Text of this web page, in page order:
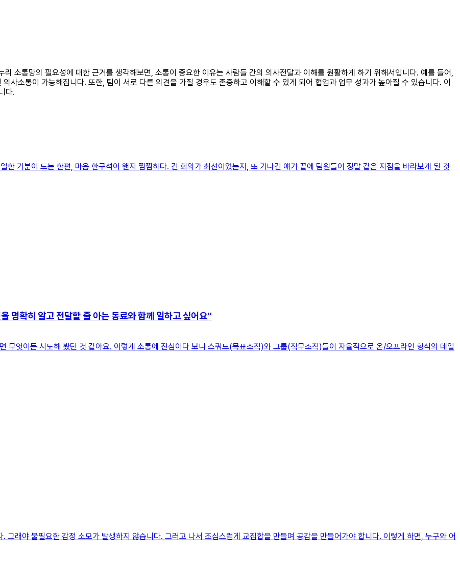
소통망의 필요성에 대한 근거를 생각해보면, 소통이 중요한 이유는 사람들 간의 의사전달과 이해를 원활하게 하기 위해서입니다. 예를 들어,
사소통이 가능해집니다. 또한, 팀이 서로 다른 의견을 가질 경우도 존중하고 이해할 수 있게 되어 협업과 업무 성과가 높아질 수 있습니다. 이
다.
한 기분이 드는 한편, 마음 한구석이 왠지 찜찜하다. 긴 회의가 최선이었는지, 또 기나긴 얘기 끝에 팀원들이 정말 같은 지점을 바라보게 된 것
명확히 알고 전달할 줄 아는 동료와 함께 일하고 싶어요”
무엇이든 시도해 봤던 것 같아요. 이렇게 소통에 진심이다 보니 스쿼드(목표조직)와 그룹(직무조직)들이 자율적으로 온/오프라인 형식의 데일
래야 불필요한 감정 소모가 발생하지 않습니다. 그러고 나서 조심스럽게 교집합을 만들며 공감을 만들어가야 합니다. 이렇게 하면, 누구와 어